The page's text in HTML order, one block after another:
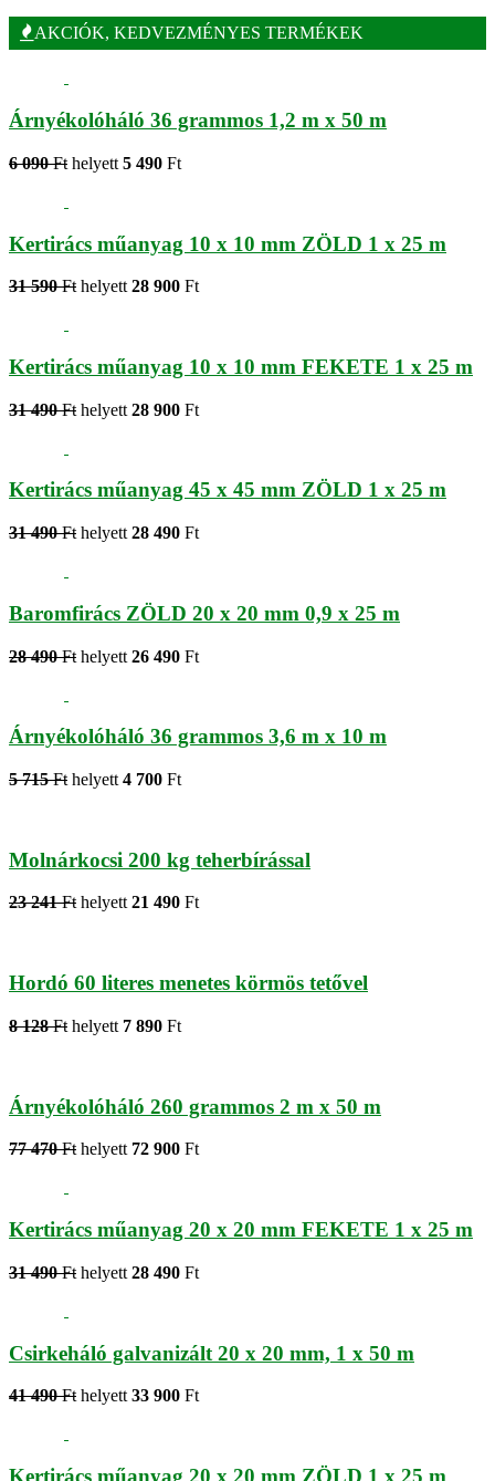
AKCIÓK, KEDVEZMÉNYES TERMÉKEK
Árnyékolóháló 36 grammos 1,2 m x 50 m
6 090 Ft helyett 5 490 Ft
Kertirács műanyag 10 x 10 mm ZÖLD 1 x 25 m
31 590 Ft helyett 28 900 Ft
Kertirács műanyag 10 x 10 mm FEKETE 1 x 25 m
31 490 Ft helyett 28 900 Ft
Kertirács műanyag 45 x 45 mm ZÖLD 1 x 25 m
31 490 Ft helyett 28 490 Ft
Baromfirács ZÖLD 20 x 20 mm 0,9 x 25 m
28 490 Ft helyett 26 490 Ft
Árnyékolóháló 36 grammos 3,6 m x 10 m
5 715 Ft helyett 4 700 Ft
Molnárkocsi 200 kg teherbírással
23 241 Fthelyett21 490 Ft
Hordó 60 literes menetes körmös tetővel
8 128 Ft helyett 7 890 Ft
Árnyékolóháló 260 grammos 2 m x 50 m
77 470 Ft helyett 72 900 Ft
Kertirács műanyag 20 x 20 mm FEKETE 1 x 25 m
31 490 Ft helyett 28 490 Ft
Csirkeháló galvanizált 20 x 20 mm, 1 x 50 m
41 490 Ft helyett 33 900 Ft
Kertirács műanyag 20 x 20 mm ZÖLD 1 x 25 m